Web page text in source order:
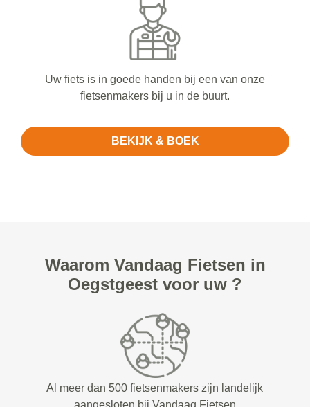
Uw fiets is in goede handen bij een van onze
fietsenmakers bij u in de buurt.
BEKIJK & BOEK
Waarom Vandaag Fietsen in
Oegstgeest voor uw ?
Al meer dan 500 fietsenmakers zijn landelijk
aangesloten bij Vandaag Fietsen